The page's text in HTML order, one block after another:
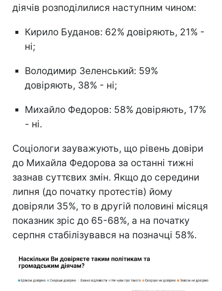
діячів розподілилися наступним чином:
Кирило Буданов: 62% довіряють, 21% -
ні;
Володимир Зеленський: 59%
довіряють, 38% - ні;
Михайло Федоров: 58% довіряють, 17%
- ні.
Соціологи зауважують, що рівень довіри
до Михайла Федорова за останні тижні
зазнав суттєвих змін. Якщо до середини
липня (до початку протестів) йому
довіряли 35%, то в другій половині місяця
показник зріс до 65-68%, а на початку
серпня стабілізувався на позначці 58%.